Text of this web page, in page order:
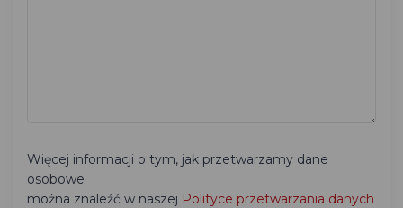
Więcej informacji o tym, jak przetwarzamy dane
osobowe
można znaleźć w naszej Polityce przetwarzania danych